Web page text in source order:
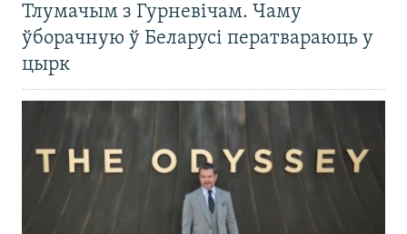
Тлумачым з Гурневічам. Чаму
ўборачную ў Беларусі ператвараюць у
цырк